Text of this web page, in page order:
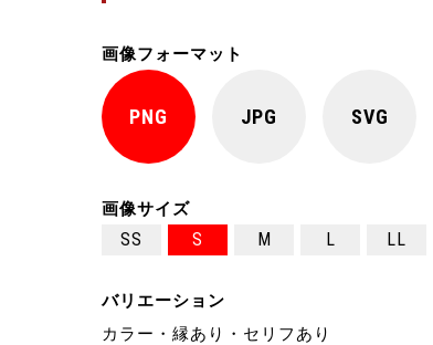
画像フォーマット
PNG JPG SVG
画像サイズ
SS S M L LL
バリエーション
カラー・縁あり・セリフあり